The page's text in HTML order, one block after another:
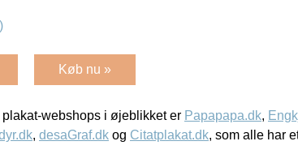
Køb nu »
webshops i øjeblikket er Papapapa.dk,
, desaGraf.dk og Citatplakat.dk, som alle har